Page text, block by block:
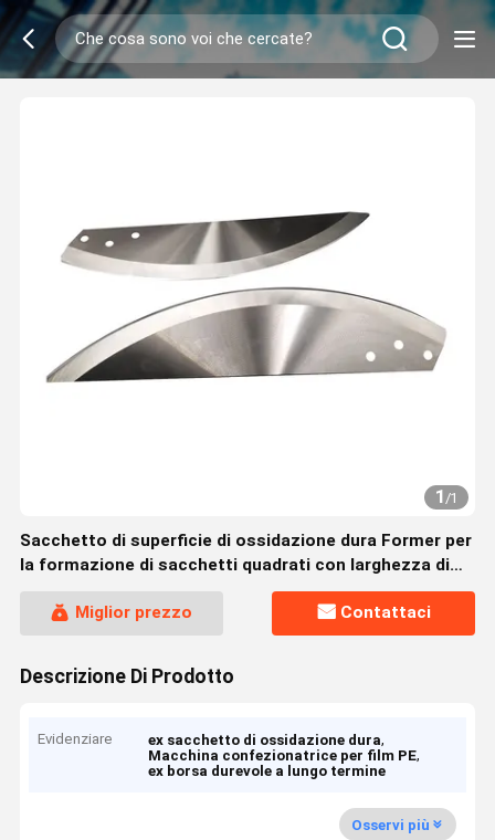
1/1
Sacchetto di superficie di ossidazione dura Former per
la formazione di sacchetti quadrati con larghezza di
pellicola 50mm-4000mm Compatibilità
Miglior prezzo
Contattaci
Descrizione Di Prodotto
Evidenziare ex sacchetto di ossidazione dura,
Macchina confezionatrice per film PE,
ex borsa durevole a lungo termine
Osservi più